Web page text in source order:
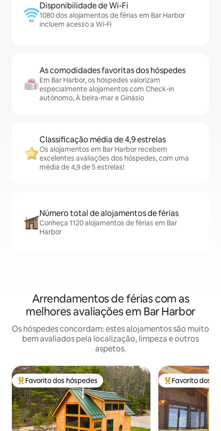
Disponibilidade de Wi-Fi
1080 dos alojamentos de férias em Bar Harbor
incluem acesso a Wi-Fi
As comodidades favoritas dos hóspedes
Em Bar Harbor, os hóspedes valorizam
especialmente alojamentos com Check-in
autónomo, À beira-mar e Ginásio
Classificação média de 4,9 estrelas
Os alojamentos em Bar Harbor recebem
excelentes avaliações dos hóspedes, com uma
média de 4,9 de 5 estrelas!
Número total de alojamentos de férias
Conheça 1120 alojamentos de férias em Bar
Harbor
Arrendamentos de férias com as
melhores avaliações em Bar Harbor
Os hóspedes concordam: estes alojamentos são muito
bem avaliados pela localização, limpeza e outros
aspetos.
Favoritos dos hóspedes mais apreciados
Favorito dos hóspedes Favoritos dos
Favorito dos